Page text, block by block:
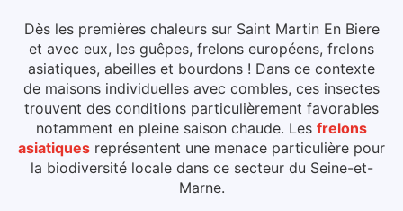
Dès les premières chaleurs sur Saint Martin En Biere
et avec eux, les guêpes, frelons européens, frelons
asiatiques, abeilles et bourdons ! Dans ce contexte
de maisons individuelles avec combles, ces insectes
trouvent des conditions particulièrement favorables
notamment en pleine saison chaude. Les frelons
asiatiques représentent une menace particulière pour
la biodiversité locale dans ce secteur du Seine-et-
Marne.